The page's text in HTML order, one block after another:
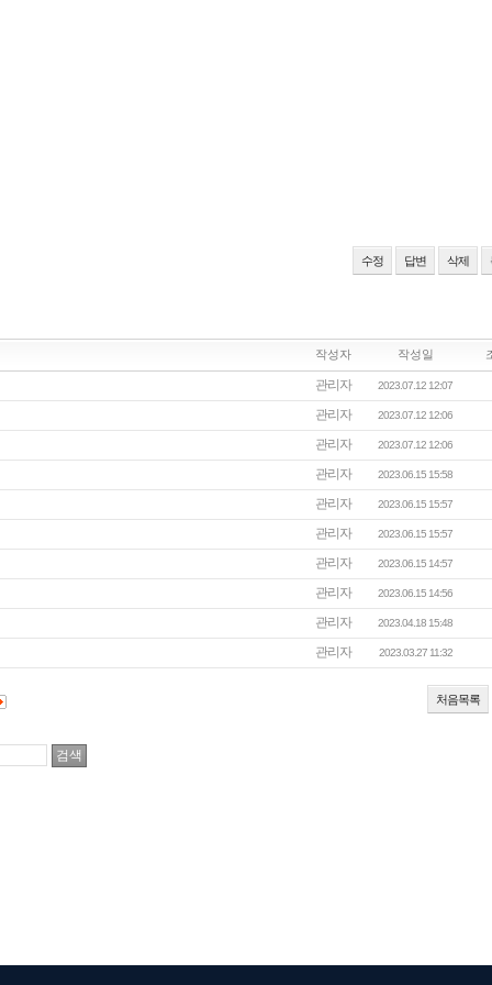
수정 답변 삭제
작성자 작성일
관리자 2023.07.12 12:07
관리자 2023.07.12 12:06
관리자 2023.07.12 12:06
관리자 2023.06.15 15:58
관리자 2023.06.15 15:57
관리자 2023.06.15 15:57
관리자 2023.06.15 14:57
관리자 2023.06.15 14:56
관리자 2023.04.18 15:48
관리자 2023.03.27 11:32
처음목록